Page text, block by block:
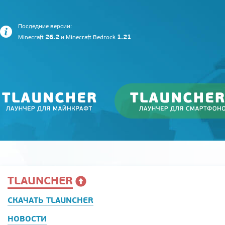
Последние версии:
Minecraft 26.2 и Minecraft Bedrock 1.21
TLAUNCHER
СКАЧАТЬ TLAUNCHER
НОВОСТИ